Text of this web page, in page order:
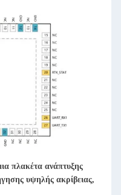
πλακέτα ανάπτυξης
υψηλής ακρίβειας,